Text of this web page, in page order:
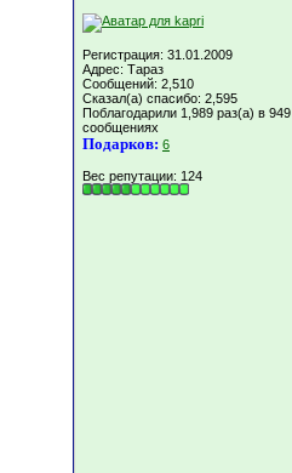
Регистрация: 31.01.2009
Адрес: Тараз
Сообщений: 2,510
Сказал(а) спасибо: 2,595
Поблагодарили 1,989 раз(а) в 949
сообщениях
Подарков: 6
Вес репутации: 124